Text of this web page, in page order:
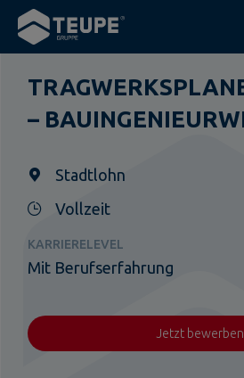
–
Stadtlohn
Vollzeit
KARRIERELEVEL
Mit Berufserfahrung
Jetzt bewerben